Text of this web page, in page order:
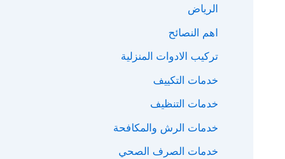
الرياض
اهم النصائح
تركيب الادوات المنزلية
خدمات التكييف
خدمات التنظيف
خدمات الرش والمكافحة
خدمات الصرف الصحي